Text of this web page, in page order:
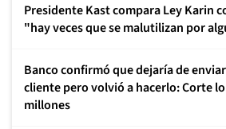
Presidente Kast compara Ley Karin
"hay veces que se malutilizan por
Banco confirmó que dejaría de
cliente pero volvió a hacerlo: Corte
millones